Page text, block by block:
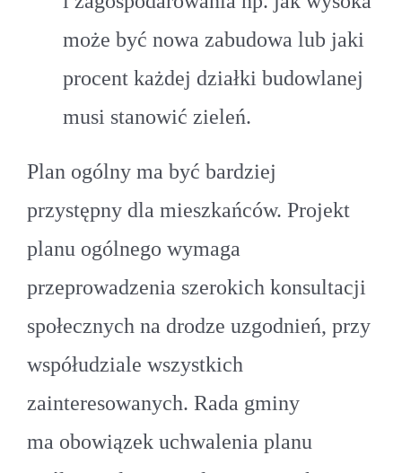
może być nowa zabudowa lub jaki
procent każdej działki budowlanej
musi stanowić zieleń.
Plan ogólny ma być bardziej
przystępny dla mieszkańców. Projekt
planu ogólnego wymaga
przeprowadzenia szerokich konsultacji
społecznych na drodze uzgodnień, przy
współudziale wszystkich
zainteresowanych. Rada gminy
ma obowiązek uchwalenia planu